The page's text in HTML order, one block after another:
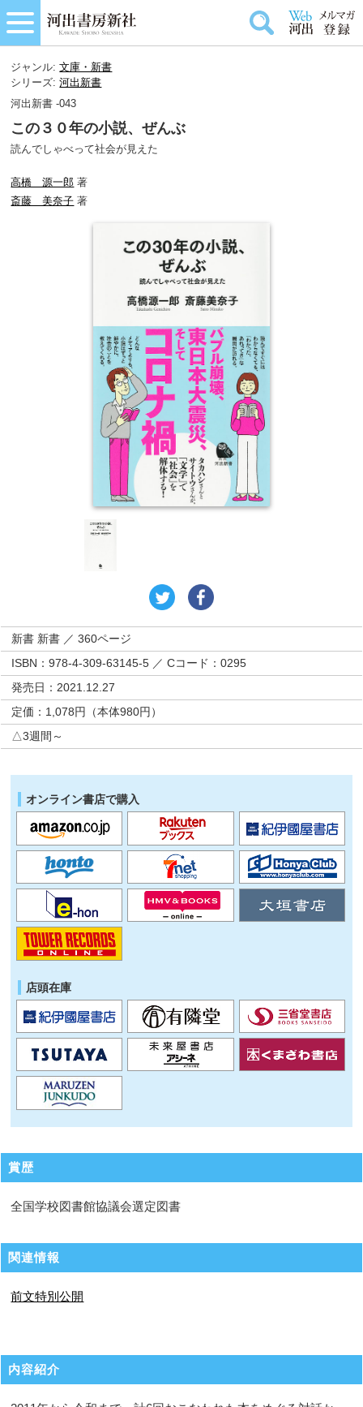
ジャンル:文庫・新書
シリーズ:河出新書
河出新書 -043
この３０年の小説、ぜんぶ
読んでしゃべって社会が見えた
高橋 源一郎 著
斎藤 美奈子 著
新書 新書 ／ 360ページ
ISBN：978-4-309-63145-5 ／ Cコード：0295
発売日：2021.12.27
定価：1,078円（本体980円）
△3週間～
オンライン書店で購入
店頭在庫
賞歴
全国学校図書館協議会選定図書
関連情報
前文特別公開
内容紹介